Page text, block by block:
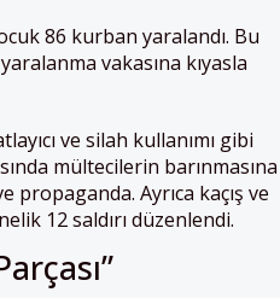
86 kurban yaralandı. Bu
vakasına kıyasla
ve silah kullanımı gibi
mültecilerin barınmasına
propaganda. Ayrıca kaçış ve
12 saldırı düzenlendi.